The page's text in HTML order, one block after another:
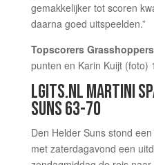
gemakkelijker tot scoren
daarna goed uitspeelden.”
Topscorers
punten en Karin Kuijt (foto)
LGITS.NL MARTINI
SUNS 63-70
Den Helder Suns stond
met zaterdagavond een